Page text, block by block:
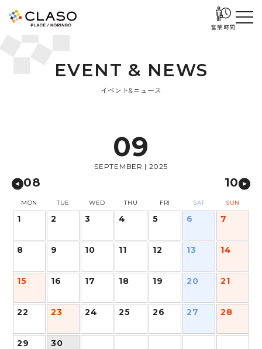
営業時間
EVENT & NEWS
イベント&ニュース
09
SEPTEMBER | 2025
08 10
MON TUE WED THU FRI SAT SUN
1 2 3 4 5 6 7
8 9 10 11 12 13 14
15 16 17 18 19 20 21
22 23 24 25 26 27 28
29 30